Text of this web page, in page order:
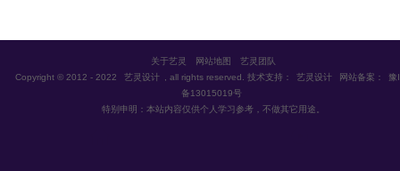
关于艺灵 网站地图
艺灵团队
Copyright © 2012 - 2022
艺灵设计 , all rights reserved. 技术支持： 艺灵设计 网站备案：
豫
备13015019号
特别申明：本站内容仅供个人学习参考，不做其它用途。